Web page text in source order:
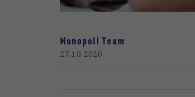
Monopoli Team
27.10.2020